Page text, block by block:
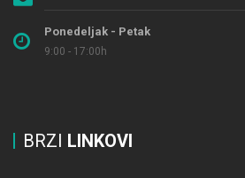
Ponedeljak - Petak
9:00 - 17:00h
BRZI LINKOVI